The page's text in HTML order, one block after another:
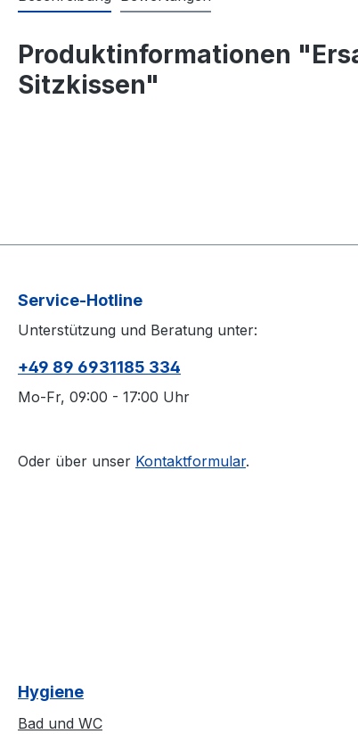
Produktinformationen
Sitzkissen"
Service-Hotline
Unterstützung und Beratung unter:
+49 89 6931185 334
Mo-Fr, 09:00 - 17:00 Uhr
Oder über unser Kontaktformular.
Hygiene
Bad und WC